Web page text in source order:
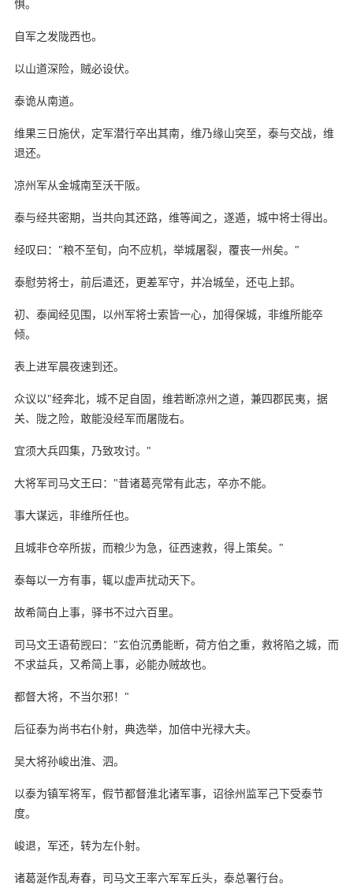
惧。
自军之发陇西也。
以山道深险，贼必设伏。
泰诡从南道。
维果三日施伏，定军潜行卒出其南，维乃缘山突至，泰与交战，维
退还。
凉州军从金城南至沃干阪。
泰与经共密期，当共向其还路，维等闻之，遂遁，城中将士得出。
经叹曰："粮不至旬，向不应机，举城屠裂，覆丧一州矣。"
泰慰劳将士，前后遣还，更差军守，并冶城垒，还屯上邽。
初、泰闻经见围，以州军将士索皆一心，加得保城，非维所能卒
倾。
表上进军晨夜速到还。
众议以"经奔北，城不足自固，维若断凉州之道，兼四郡民夷，据
关、陇之险，敢能没经军而屠陇右。
宜须大兵四集，乃致攻讨。"
大将军司马文王曰："昔诸葛亮常有此志，卒亦不能。
事大谋远，非维所任也。
且城非仓卒所拔，而粮少为急，征西速救，得上策矣。"
泰每以一方有事，辄以虚声扰动天下。
故希简白上事，驿书不过六百里。
司马文王语荀觊曰："玄伯沉勇能断，荷方伯之重，救将陷之城，而
不求益兵，又希简上事，必能办贼故也。
都督大将，不当尔邪！"
后征泰为尚书右仆射，典选举，加倍中光禄大夫。
吴大将孙峻出淮、泗。
以泰为镇军将军，假节都督淮北诸军事，诏徐州监军己下受泰节
度。
峻退，军还，转为左仆射。
诸葛涎作乱寿春，司马文王率六军军丘头，泰总署行台。